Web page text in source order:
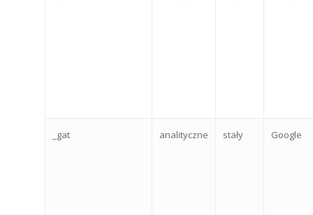
_gat analityczne stały Google